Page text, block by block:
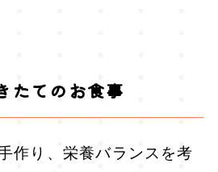
たてのお食事
作り、栄養バランスを考